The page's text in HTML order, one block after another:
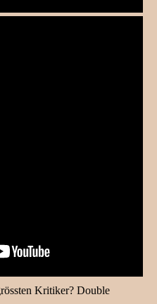
Kritiker? Double